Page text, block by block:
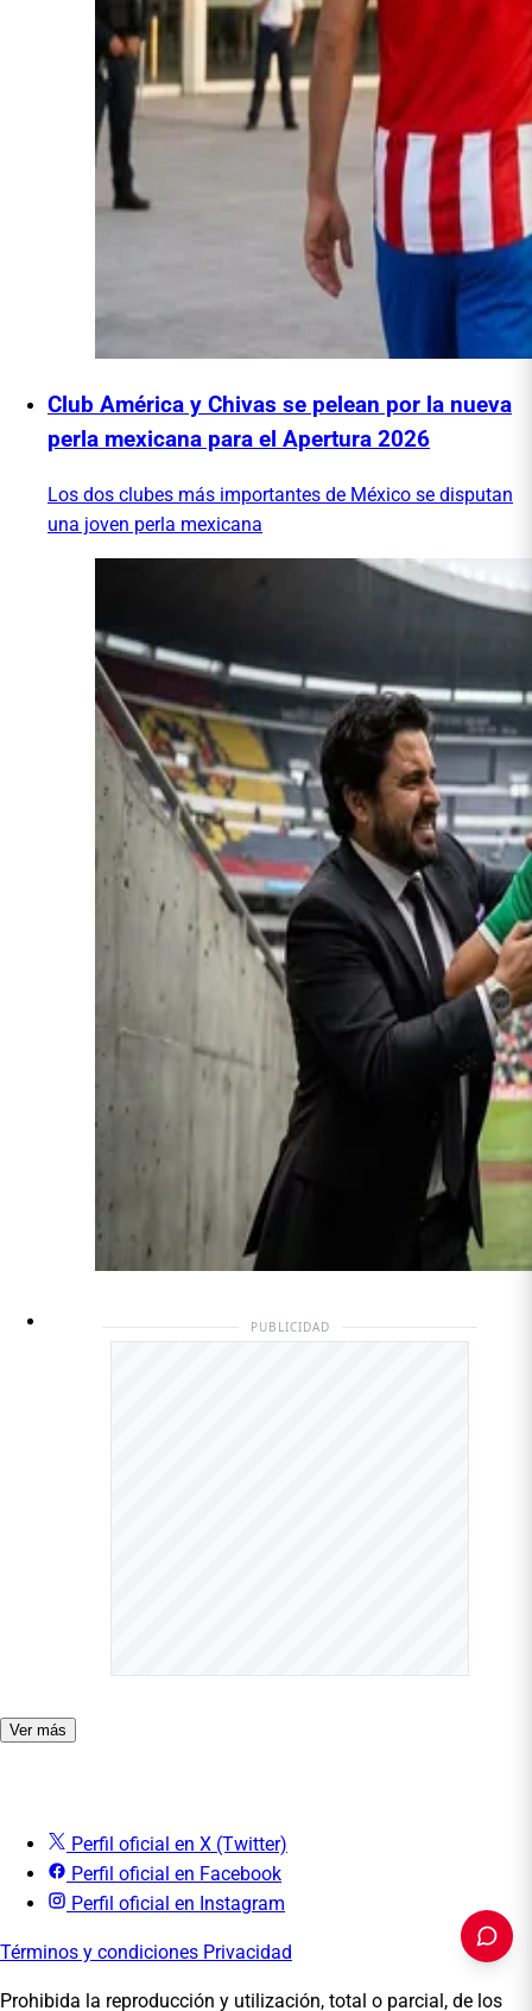
Club América y Chivas se pelean por la nueva
perla mexicana para el Apertura 2026
Los dos clubes más importantes de México se disputan
una joven perla mexicana
PUBLICIDAD
Ver más
Perfil oficial en X (Twitter)
Perfil oficial en Facebook
Perfil oficial en Instagram
Términos y condiciones Privacidad
Prohibida la reproducción y utilización, total o parcial, de los